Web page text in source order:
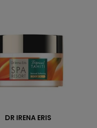
DR IRENA ERIS